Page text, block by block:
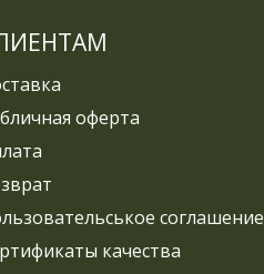
оферта
соглашение
качества